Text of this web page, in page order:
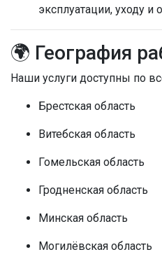
эксплуатации, уходу
🌍 География
Наши услуги доступны по
Брестская область
Витебская область
Гомельская область
Гродненская область
Минская область
Могилёвская область